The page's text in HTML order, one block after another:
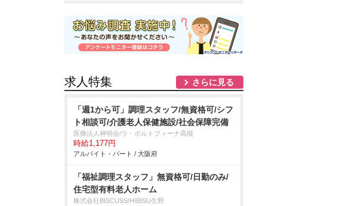
求人特集 さらに見る
「週1から可」調理スタッフ/無資格可/シフ
ト相談可/介護老人保健施設/社会保障完備
医療法人神明会/ラ・ポルトフィーナ高槻
時給1,177円
アルバイト・パート / 大阪府
「福祉調理スタッフ」無資格可/日勤のみ/
住宅型有料老人ホーム
株式会社BISCUSS/HIBISU生野